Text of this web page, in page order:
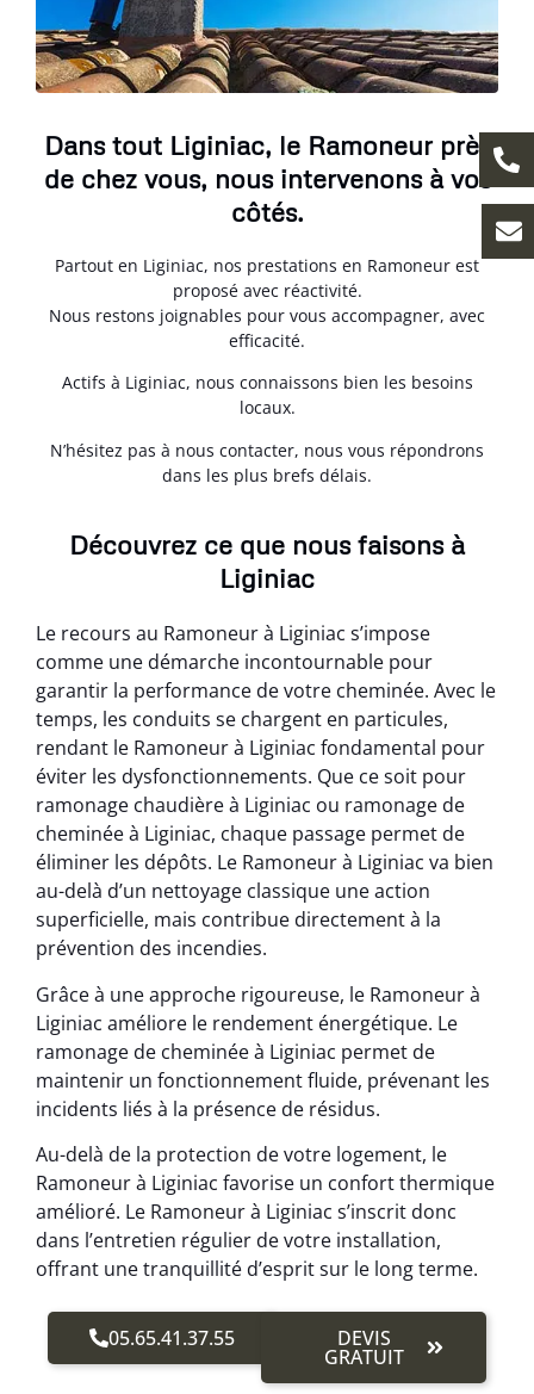
Dans tout Liginiac, le Ramoneur près
de chez vous, nous intervenons à vos
côtés.
Partout en Liginiac, nos prestations en Ramoneur est
proposé avec réactivité.
Nous restons joignables pour vous accompagner, avec
efficacité.
Actifs à Liginiac, nous connaissons bien les besoins
locaux.
N’hésitez pas à nous contacter, nous vous répondrons
dans les plus brefs délais.
Découvrez ce que nous faisons à
Liginiac
Le recours au Ramoneur à Liginiac s’impose
comme une démarche incontournable pour
garantir la performance de votre cheminée. Avec le
temps, les conduits se chargent en particules,
rendant le Ramoneur à Liginiac fondamental pour
éviter les dysfonctionnements. Que ce soit pour
ramonage chaudière à Liginiac ou ramonage de
cheminée à Liginiac, chaque passage permet de
éliminer les dépôts. Le Ramoneur à Liginiac va bien
au-delà d’un nettoyage classique une action
superficielle, mais contribue directement à la
prévention des incendies.
Grâce à une approche rigoureuse, le Ramoneur à
Liginiac améliore le rendement énergétique. Le
ramonage de cheminée à Liginiac permet de
maintenir un fonctionnement fluide, prévenant les
incidents liés à la présence de résidus.
Au-delà de la protection de votre logement, le
Ramoneur à Liginiac favorise un confort thermique
amélioré. Le Ramoneur à Liginiac s’inscrit donc
dans l’entretien régulier de votre installation,
offrant une tranquillité d’esprit sur le long terme.
05.65.41.37.55 DEVIS
GRATUIT